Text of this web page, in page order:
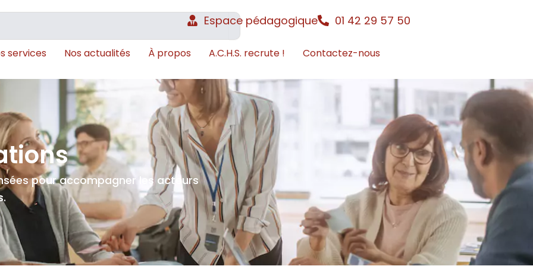
Espace pédagogique 01 42 29 57 50
services Nos actualités À propos A.C.H.S. recrute ! Contactez-nous
pour accompagner les acteurs